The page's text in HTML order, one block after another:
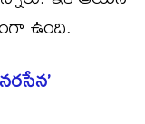
ఉంది.